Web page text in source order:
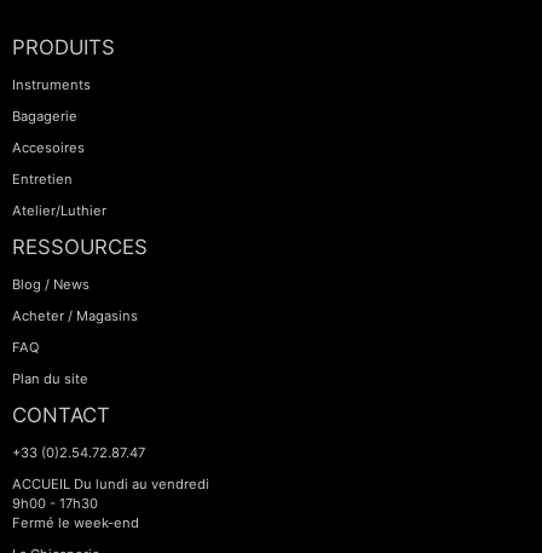
PRODUITS
Instruments
Bagagerie
Accesoires
Entretien
Atelier/Luthier
RESSOURCES
Blog / News
Acheter / Magasins
FAQ
Plan du site
CONTACT
+33 (0)2.54.72.87.47
ACCUEIL Du lundi au vendredi
9h00 - 17h30
Fermé le week-end